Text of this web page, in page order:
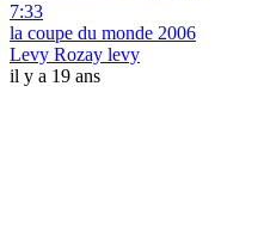
7:33
la coupe du monde 2006
Levy Rozay levy
il y a 19 ans